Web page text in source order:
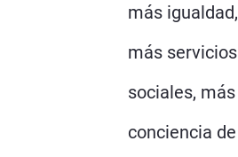
más igualdad,
más servicios
sociales, más
conciencia de